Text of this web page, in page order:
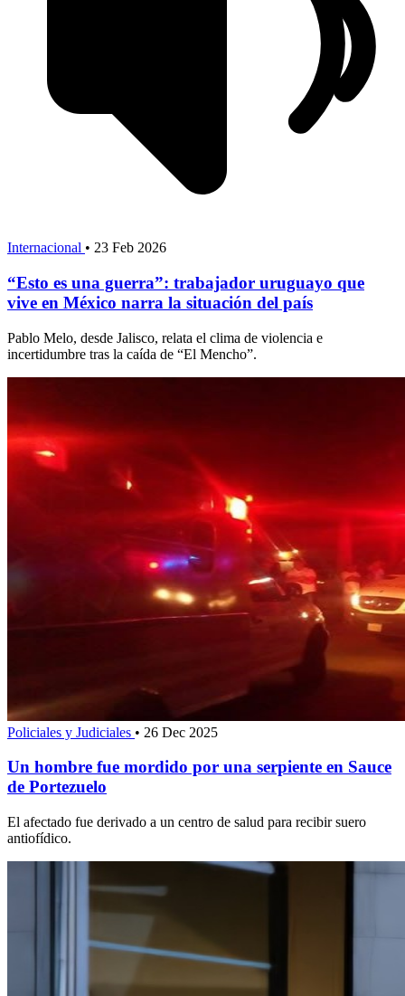
Internacional • 23 Feb 2026
“Esto es una guerra”: trabajador uruguayo que
vive en México narra la situación del país
Pablo Melo, desde Jalisco, relata el clima de violencia e
incertidumbre tras la caída de “El Mencho”.
Policiales y Judiciales • 26 Dec 2025
Un hombre fue mordido por una serpiente en Sauce
de Portezuelo
El afectado fue derivado a un centro de salud para recibir suero
antiofídico.